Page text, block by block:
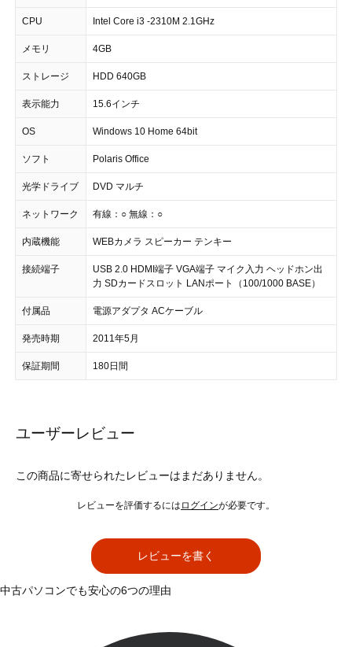
CPU Intel Core i3 -2310M 2.1GHz
メモリ 4GB
ストレージ HDD 640GB
表示能力 15.6インチ
OS Windows 10 Home 64bit
ソフト Polaris Office
光学ドライブ DVD マルチ
ネットワーク 有線：○ 無線：○
内蔵機能 WEBカメラ スピーカー テンキー
接続端子
USB 2.0 HDMI端子 VGA端子 マイク入力 ヘッドホン出
力 SDカードスロット LANポート（100/1000 BASE）
付属品 電源アダプタ ACケーブル
発売時期 2011年5月
保証期間 180日間
ユーザーレビュー
この商品に寄せられたレビューはまだありません。
レビューを評価するには ログインが必要です。
レビューを書く
中古パソコンでも安心の6つの理由